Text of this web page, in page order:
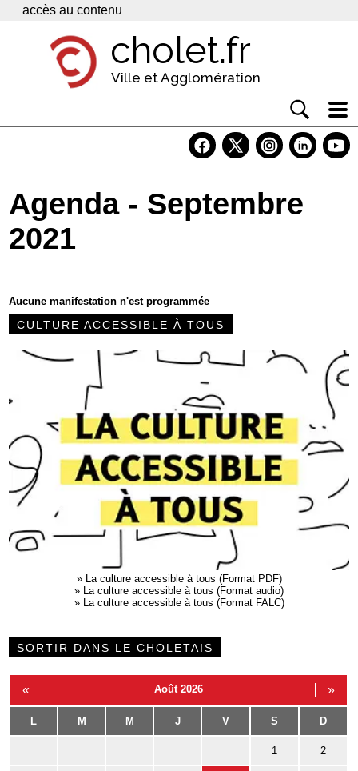
Panneau de gestion des cookies
accès au contenu
cholet.fr
Ville et Agglomération
Economie
Services
Agenda - Septembre
2021
Aucune manifestation n'est programmée
CULTURE ACCESSIBLE À TOUS
»
La culture accessible à tous (Format PDF)
»
La culture accessible à tous (Format audio)
»
La culture accessible à tous (Format FALC)
SORTIR DANS LE CHOLETAIS
« Août 2026 »
L M M J V S D
1 2